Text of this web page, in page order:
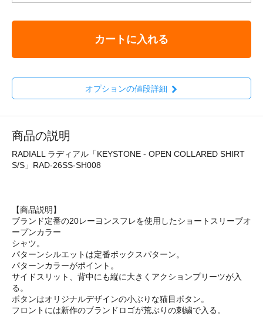
カートに入れる
オプションの値段詳細
商品の説明
RADIALL ラディアル「KEYSTONE - OPEN COLLARED SHIRT
S/S」RAD-26SS-SH008
【商品説明】
ブランド定番の20レーヨンスフレを使用したショートスリーブオ
ープンカラー
シャツ。
パターンシルエットは定番ボックスパターン。
パターンカラーがポイント。
サイドスリット、背中にも縦に大きくアクションプリーツが入
る。
ボタンはオリジナルデザインの小ぶりな猫目ボタン。
フロントには新作のブランドロゴが荒ぶりの刺繍で入る。